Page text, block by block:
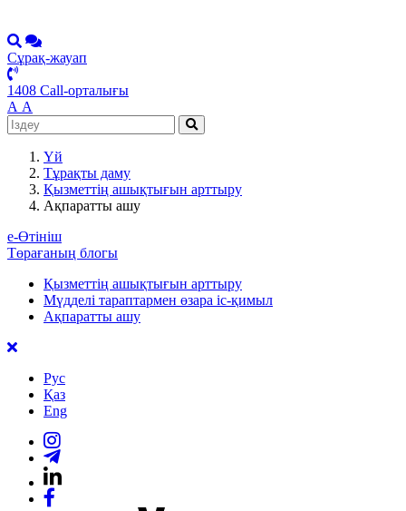
Сұрақ-жауап
1408 Call-орталығы
А А
Үй
Тұрақты даму
Қызметтің ашықтығын арттыру
Ақпаратты ашу
е-Өтініш
Төрағаның блогы
Қызметтің ашықтығын арттыру
Мүдделі тараптармен өзара іс-қимыл
Ақпаратты ашу
Рус
Қаз
Eng